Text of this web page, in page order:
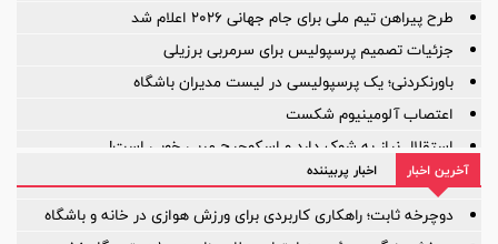
طرح پیراهن تیم ملی برای جام جهانی ۲۰۲۶ اعلام شد
جزئیات تصمیم پرسپولیس برای سرمربی برزیلی
باورنکردنی؛ یک پرسپولیسی در لیست مدیران باشگاه
اعتصاب آلومینیوم شکست
استقلال نیاز به شوک دارد و اسکوچیچ مربی خوبی است!
آیا ستون خط میانی ترک برداشته است؟
بازی‌ها یکی پس از دیگری لغو شد؛
آخرین اخبار اخبار پربیننده
دوچرخه ثابت؛ راهکاری کاربردی برای ورزش هوازی در خانه و باشگاه